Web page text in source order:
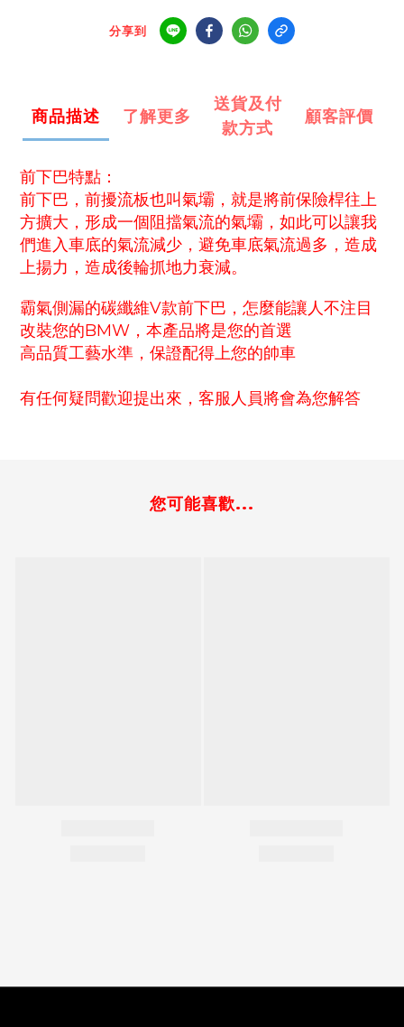
分享到
商品描述 了解更多
送貨及付
款方式
顧客評價
前下巴特點：
前下巴，前擾流板也叫氣壩，就是將前保險桿往上
方擴大，形成一個阻擋氣流的氣壩，如此可以讓我
們進入車底的氣流減少，避免車底氣流過多，造成
上揚力，造成後輪抓地力衰減。
霸氣側漏的碳纖維V款前下巴，怎麼能讓人不注目
改裝您的BMW，本產品將是您的首選
高品質工藝水準，保證配得上您的帥車
有任何疑問歡迎提出來，客服人員將會為您解答
您可能喜歡...